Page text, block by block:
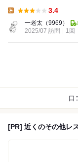
3.4
一老太 （9969）
2025/07 訪問
1回
口
[PR] 近くのその他レ